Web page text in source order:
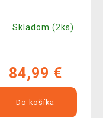
Skladom (2ks)
84,99 €
Do košíka